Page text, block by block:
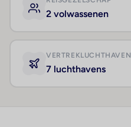
2 volwassenen
VERTREKLUCHTHAVEN
7 luchthavens